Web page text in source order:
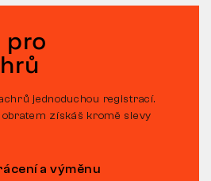
pro
jednoduchou registrací.
získáš kromě slevy
a výměnu